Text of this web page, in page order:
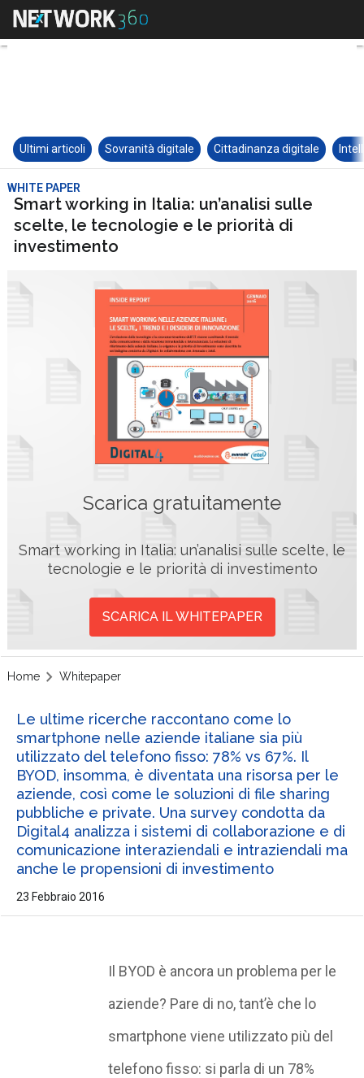
Ultimi articoli Sovranità digitale Cittadinanza digitale
WHITE PAPER
Smart working in Italia: un’analisi sulle
scelte, le tecnologie e le priorità di
investimento
Scarica gratuitamente
Smart working in Italia: un’analisi sulle scelte, le
tecnologie e le priorità di investimento
SCARICA IL WHITEPAPER
Home Whitepaper
Le ultime ricerche raccontano come lo
smartphone nelle aziende italiane sia più
utilizzato del telefono fisso: 78% vs 67%. Il
BYOD, insomma, è diventata una risorsa per le
aziende, così come le soluzioni di file sharing
pubbliche e private. Una survey condotta da
Digital4 analizza i sistemi di collaborazione e di
comunicazione interaziendali e intraziendali ma
anche le propensioni di investimento
23 Febbraio 2016
Il BYOD è ancora un problema per le
aziende? Pare di no, tant’è che lo
smartphone viene utilizzato più del
telefono fisso: si parla di un 78%